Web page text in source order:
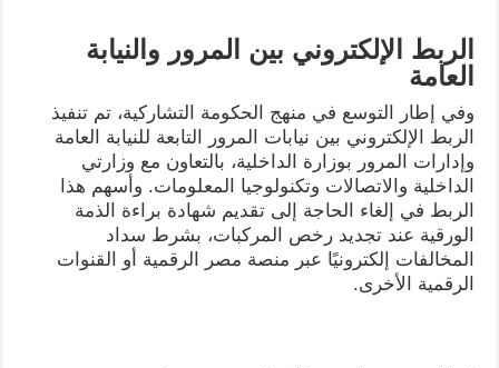
الربط الإلكتروني بين المرور والنيابة
العامة
وفي إطار التوسع في منهج الحكومة التشاركية، تم تنفيذ
الربط الإلكتروني بين نيابات المرور التابعة للنيابة العامة
وإدارات المرور بوزارة الداخلية، بالتعاون مع وزارتي
الداخلية والاتصالات وتكنولوجيا المعلومات. وأسهم هذا
الربط في إلغاء الحاجة إلى تقديم شهادة براءة الذمة
الورقية عند تجديد رخص المركبات، بشرط سداد
المخالفات إلكترونيًا عبر منصة مصر الرقمية أو القنوات
الرقمية الأخرى.